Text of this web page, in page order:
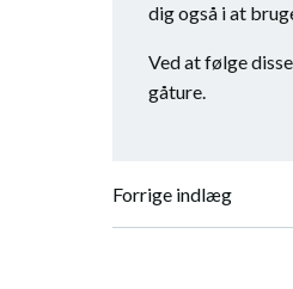
dig også i at
Ved at følge
gåture.
Forrige indlæg